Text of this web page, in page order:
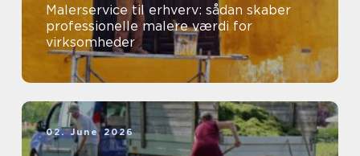
Malerservice til erhverv: sådan skaber
professionelle malere værdi for
virksomheder
02. June 2026